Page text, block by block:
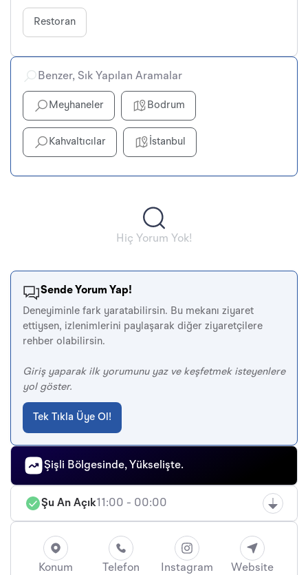
Restoran
Benzer, Sık Yapılan Aramalar
Meyhaneler Bodrum
Kahvaltıcılar İstanbul
Hiç Yorum Yok!
Sende Yorum Yap!
Deneyiminle fark yaratabilirsin. Bu mekanı ziyaret
ettiysen, izlenimlerini paylaşarak diğer ziyaretçilere
rehber olabilirsin.
Giriş yaparak ilk yorumunu yaz ve keşfetmek isteyenlere
yol göster.
Tek Tıkla Üye Ol!
Şişli Bölgesinde, Yükselişte.
Şu An Açık11:00 - 00:00
Konum Telefon Instagram Website